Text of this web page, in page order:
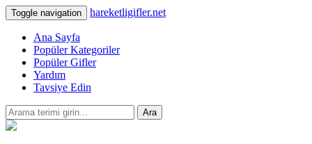
Toggle navigation hareketligifler.net
Ana Sayfa
Popüler Kategoriler
Popüler Gifler
Yardım
Tavsiye Edin
Ara